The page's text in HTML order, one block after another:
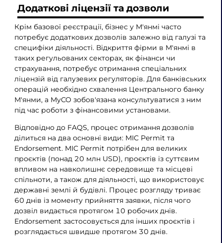
Додаткові ліцензії та дозволи
Крім базової реєстрації, бізнес у М'янмі часто
потребує додаткових дозволів залежно від галузі та
специфіки діяльності. Відкриття фірми в М'янмі в
таких регульованих секторах, як фінанси чи
страхування, потребує отримання спеціальних
ліцензій від галузевих регуляторів. Для банківських
операцій необхідно схвалення Центрального банку
М'янми, а MyCO зобов'язана консультуватися з ним
під час роботи з фінансовими установами.
Відповідно до FAQS, процес отримання дозволів
ділиться на два основні види: MIC Permit та
Endorsement. MIC Permit потрібен для великих
проєктів (понад 20 млн USD), проєктів із суттєвим
впливом на навколишнє середовище та місцеві
спільноти, а також для діяльності, що використовує
державні землі й будівлі. Процес розгляду триває
60 днів із моменту прийняття заявки, після чого
дозвіл видається протягом 10 робочих днів.
Endorsement застосовується для інших проєктів і
розглядається швидше протягом 30 днів.